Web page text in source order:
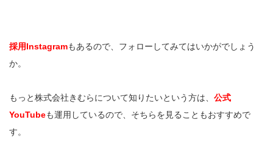
採用Instagramもあるので、フォローしてみてはいかがでしょう
か。
もっと株式会社きむらについて知りたいという方は、 公式
YouTubeも運用しているので、そちらを見ることもおすすめで
す。